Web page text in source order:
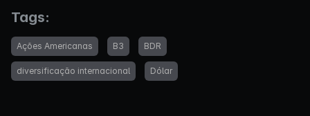
Tags:
Ações Americanas B3 BDR
diversificação internacional Dólar